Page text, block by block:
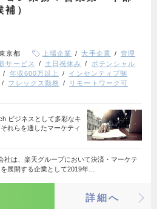
）
京都 上場企業 大手企業
管理
サービス 土日祝休み
ポテンシャル
年収600万以上
インセンティブ制
フレックス勤務
リモートワーク可
ビジネスとして多彩なキ
れらを通したマーケティ
社は、楽天グループにおいて決済・マーケテ
展開する企業として2019年…
詳細へ